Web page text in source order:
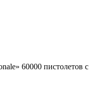
60000 пистолетов с